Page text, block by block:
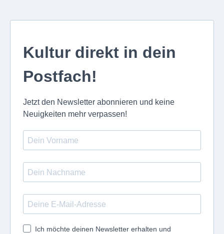
Kultur direkt in dein
Postfach!
Jetzt den Newsletter abonnieren und keine
Neuigkeiten mehr verpassen!
Ich möchte deinen Newsletter erhalten und